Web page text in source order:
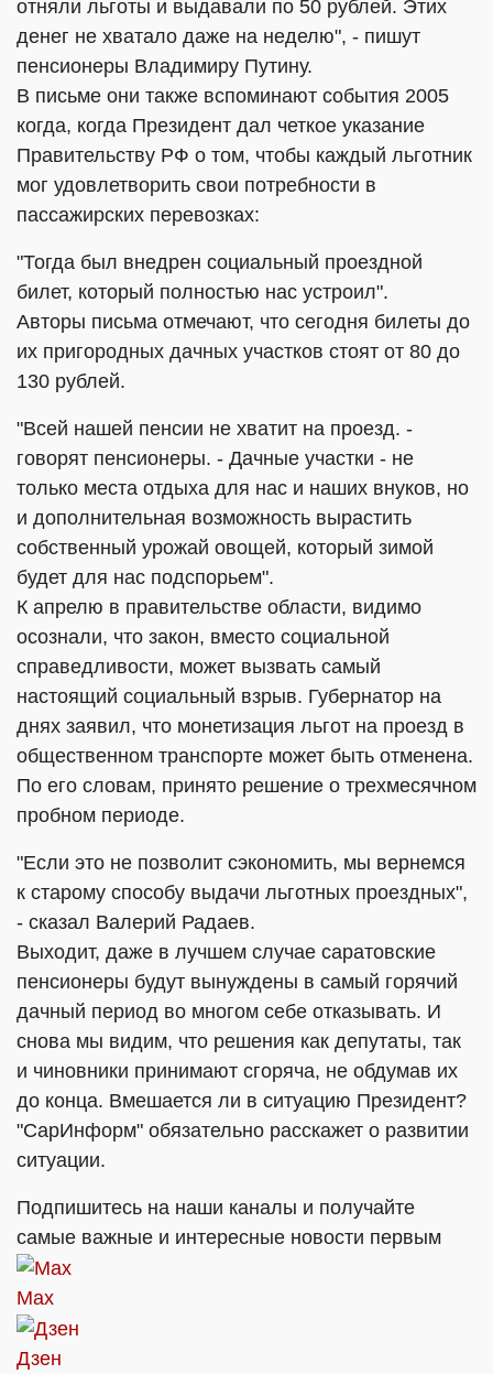
отняли льготы и выдавали по 50 рублей. Этих
денег не хватало даже на неделю", - пишут
пенсионеры Владимиру Путину.
В письме они также вспоминают события 2005
когда, когда Президент дал четкое указание
Правительству РФ о том, чтобы каждый льготник
мог удовлетворить свои потребности в
пассажирских перевозках:
"Тогда был внедрен социальный проездной
билет, который полностью нас устроил".
Авторы письма отмечают, что сегодня билеты до
их пригородных дачных участков стоят от 80 до
130 рублей.
"Всей нашей пенсии не хватит на проезд. -
говорят пенсионеры. - Дачные участки - не
только места отдыха для нас и наших внуков, но
и дополнительная возможность вырастить
собственный урожай овощей, который зимой
будет для нас подспорьем".
К апрелю в правительстве области, видимо
осознали, что закон, вместо социальной
справедливости, может вызвать самый
настоящий социальный взрыв. Губернатор на
днях заявил, что монетизация льгот на проезд в
общественном транспорте может быть отменена.
По его словам, принято решение о трехмесячном
пробном периоде.
"Если это не позволит сэкономить, мы вернемся
к старому способу выдачи льготных проездных",
- сказал Валерий Радаев.
Выходит, даже в лучшем случае саратовские
пенсионеры будут вынуждены в самый горячий
дачный период во многом себе отказывать. И
снова мы видим, что решения как депутаты, так
и чиновники принимают сгоряча, не обдумав их
до конца. Вмешается ли в ситуацию Президент?
"СарИнформ" обязательно расскажет о развитии
ситуации.
Подпишитесь на наши каналы и получайте
самые важные и интересные новости первым
Max
Дзен